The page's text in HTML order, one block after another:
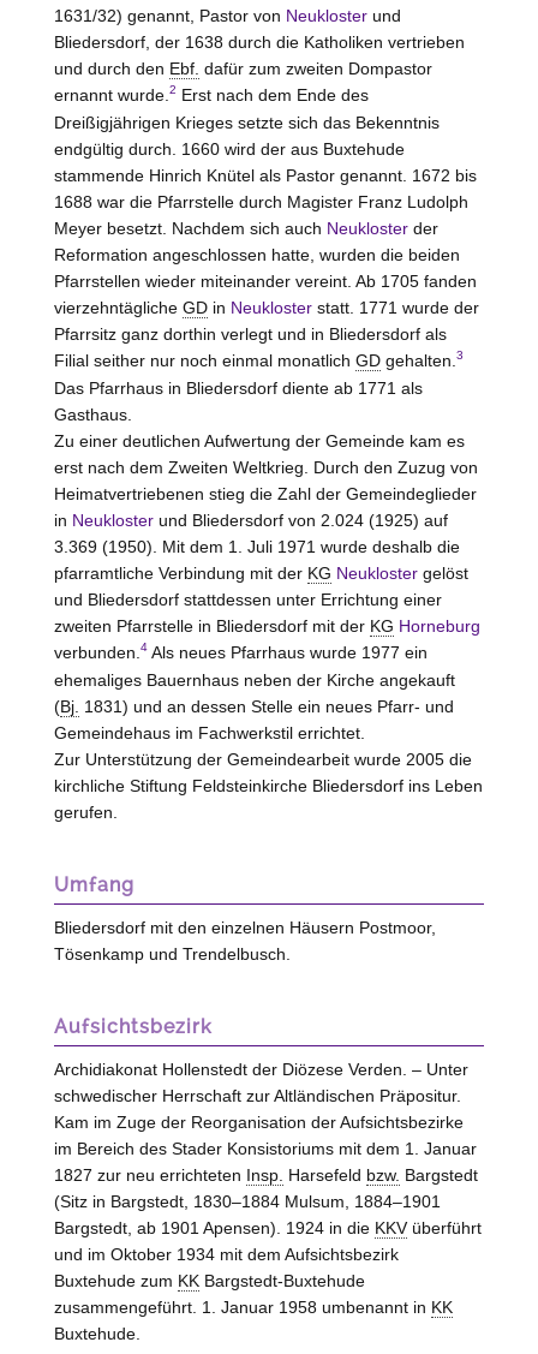
1631/32) genannt, Pastor von Neuklosterund
Bliedersdorf, der 1638 durch die Katholiken vertrieben
und durch den Ebf. dafür zum zweiten Dompastor
ernannt wurde. 2 Erst nach dem Ende des
Dreißigjährigen Krieges setzte sich das Bekenntnis
endgültig durch. 1660 wird der aus Buxtehude
stammende Hinrich Knütel als Pastor genannt. 1672 bis
1688 war die Pfarrstelle durch Magister Franz Ludolph
Meyer besetzt. Nachdem sich auch Neuklosterder
Reformation angeschlossen hatte, wurden die beiden
Pfarrstellen wieder miteinander vereint. Ab 1705 fanden
vierzehntägliche GDin Neuklosterstatt. 1771 wurde der
Pfarrsitz ganz dorthin verlegt und in Bliedersdorf als
Filial seither nur noch einmal monatlich GDgehalten. 3
Das Pfarrhaus in Bliedersdorf diente ab 1771 als
Gasthaus.
Zu einer deutlichen Aufwertung der Gemeinde kam es
erst nach dem Zweiten Weltkrieg. Durch den Zuzug von
Heimatvertriebenen stieg die Zahl der Gemeindeglieder
in Neuklosterund Bliedersdorf von 2.024 (1925) auf
3.369 (1950). Mit dem 1. Juli 1971 wurde deshalb die
pfarramtliche Verbindung mit der KG Neuklostergelöst
und Bliedersdorf stattdessen unter Errichtung einer
zweiten Pfarrstelle in Bliedersdorf mit der KG Horneburg
verbunden. 4Als neues Pfarrhaus wurde 1977 ein
ehemaliges Bauernhaus neben der Kirche angekauft
(Bj. 1831) und an dessen Stelleein neues Pfarr- und
Gemeindehaus im Fachwerkstil errichtet.
Zur Unterstützung der Gemeindearbeit wurde 2005 die
kirchliche Stiftung Feldsteinkirche Bliedersdorf ins Leben
gerufen.
Umfang
Bliedersdorf mit den einzelnen Häusern Postmoor,
Tösenkamp und Trendelbusch.
Aufsichtsbezirk
Archidiakonat Hollenstedt der Diözese Verden. – Unter
schwedischer Herrschaft zur Altländischen Präpositur.
Kam im Zuge der Reorganisation der Aufsichtsbezirke
im Bereich des Stader Konsistoriums mit dem 1. Januar
1827 zur neu errichteten Insp. Harsefeld bzw. Bargstedt
(Sitz in Bargstedt, 1830–1884 Mulsum, 1884–1901
Bargstedt, ab 1901 Apensen). 1924 in die KKVüberführt
und im Oktober 1934 mit dem Aufsichtsbezirk
Buxtehude zum KKBargstedt-Buxtehude
zusammengeführt. 1. Januar 1958 umbenannt in KK
Buxtehude.